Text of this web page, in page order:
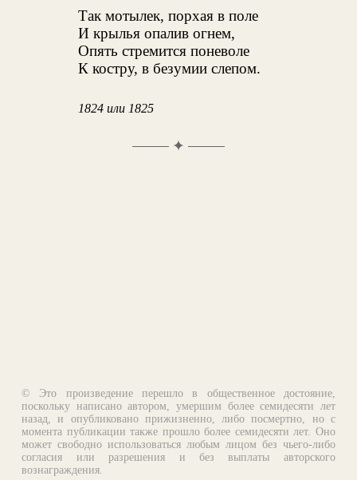
Так мотылек, порхая в поле
И крылья опалив огнем,
Опять стремится поневоле
К костру, в безумии слепом.
1824 или 1825
✦
© Это произведение перешло в общественное достояние,
поскольку написано автором, умершим более семидесяти лет
назад, и опубликовано прижизненно, либо посмертно, но с
момента публикации также прошло более семидесяти лет. Оно
может свободно использоваться любым лицом без чьего-либо
согласия или разрешения и без выплаты авторского
вознаграждения.